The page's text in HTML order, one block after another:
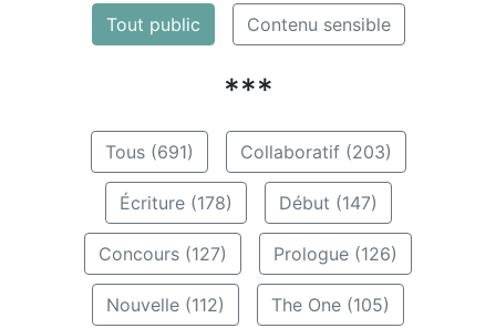
Tout public Contenu sensible
***
Tous (691) Collaboratif (203)
Écriture (178) Début (147)
Concours (127) Prologue (126)
Nouvelle (112) The One (105)